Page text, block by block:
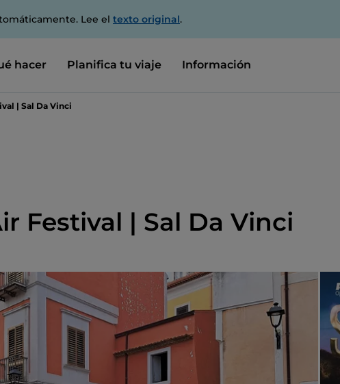
Lee el texto original.
hacer Planifica tu viaje Información
| Sal Da Vinci
Festival | Sal Da Vinci